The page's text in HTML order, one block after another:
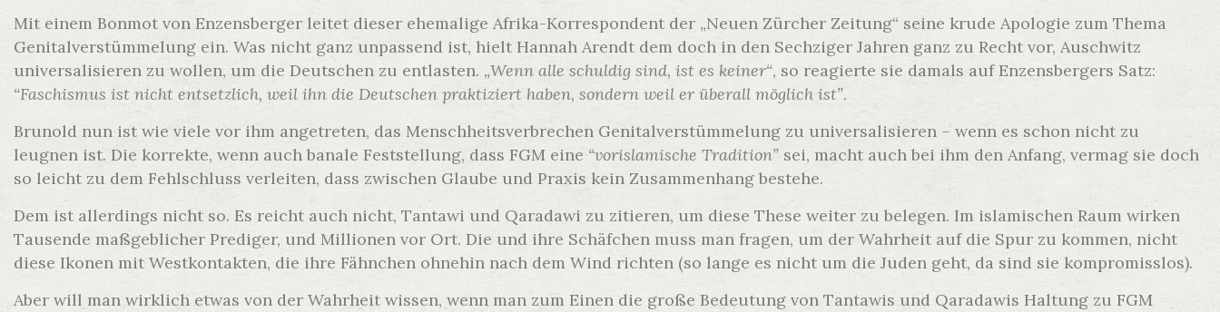
Mit einem Bonmot von Enzensberger leitet dieser ehemalige Afrika-Korrespondent der „Neuen Zürcher Zeitung“ seine krude Apologie zum Thema
Genitalverstümmelung ein. Was nicht ganz unpassend ist, hielt Hannah Arendt dem doch in den Sechziger Jahren ganz zu Recht vor, Auschwitz
universalisieren zu wollen, um die Deutschen zu entlasten. „Wenn alle schuldig sind, ist es keiner“, so reagierte sie damals auf Enzensbergers Satz:
“Faschismus ist nicht entsetzlich, weil ihn die Deutschen praktiziert haben, sondern weil er überall möglich ist”.
Brunold nun ist wie viele vor ihm angetreten, das Menschheitsverbrechen Genitalverstümmelung zu universalisieren – wenn es schon nicht zu
leugnen ist. Die korrekte, wenn auch banale Feststellung, dass FGM eine “vorislamische Tradition” sei, macht auch bei ihm den Anfang, vermag sie doch
so leicht zu dem Fehlschluss verleiten, dass zwischen Glaube und Praxis kein Zusammenhang bestehe.
Dem ist allerdings nicht so. Es reicht auch nicht, Tantawi und Qaradawi zu zitieren, um diese These weiter zu belegen. Im islamischen Raum wirken
Tausende maßgeblicher Prediger, und Millionen vor Ort. Die und ihre Schäfchen muss man fragen, um der Wahrheit auf die Spur zu kommen, nicht
diese Ikonen mit Westkontakten, die ihre Fähnchen ohnehin nach dem Wind richten (so lange es nicht um die Juden geht, da sind sie kompromisslos).
Aber will man wirklich etwas von der Wahrheit wissen, wenn man zum Einen die große Bedeutung von Tantawis und Qaradawis Haltung zu FGM